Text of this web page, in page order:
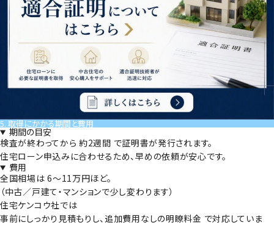
5. 取得にかかる期間と費用
期間の目安
検査が終わってから 約2週間 で証明書が発行されます。
住宅ローン申込みに合わせるため、早めの依頼が安心です。
費用
全国相場は6～11万円ほど。
（中古／戸建て・マンションで少し変わります）
住宅ケンコウ社では
事前にしっかり見積もりし、追加費用なしの明瞭料金 で対応していま